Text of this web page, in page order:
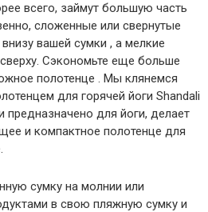
всего, займут большую часть
сложенные или свернутые
вашей сумки , а мелкие
Сэкономьте еще больше
полотенце . Мы клянемся
для горячей йоги Shandali
предназначено для йоги, делает
и компактное полотенце для
сумку на молнии или
в свою пляжную сумку и